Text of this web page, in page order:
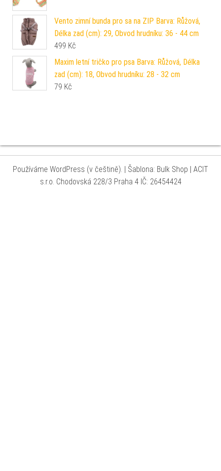
Vento zimní bunda pro sa na ZIP Barva: Růžová,
Délka zad (cm): 29, Obvod hrudníku: 36 - 44 cm
499 Kč
Maxim letní tričko pro psa Barva: Růžová, Délka
zad (cm): 18, Obvod hrudníku: 28 - 32 cm
79 Kč
Používáme WordPress (v češtině). | Šablona: Bulk Shop | ACIT
s.r.o. Chodovská 228/3 Praha 4 IČ: 26454424